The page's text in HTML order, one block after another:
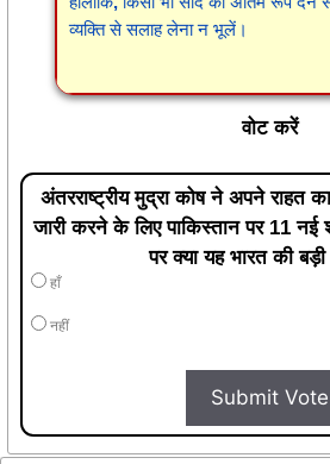
व्यक्ति से सलाह लेना न भूलें।
वोट करें
अंतरराष्ट्रीय मुद्रा कोष ने अपने राहत
जारी करने के लिए पाकिस्तान पर 11 नई
पर क्या यह भारत की
हाँ
नहीं
Submit Vote